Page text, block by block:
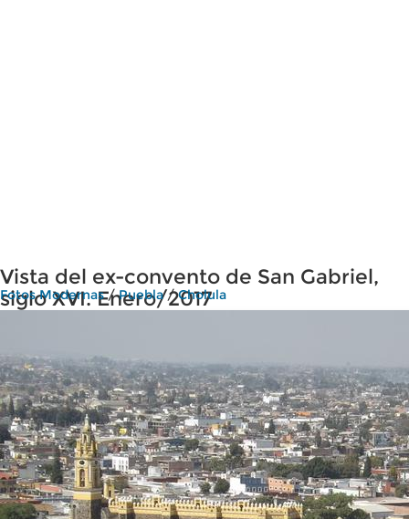
Vista del ex-convento de San Gabriel,
siglo XVI. Enero/2017
Fotos Modernas/Puebla/Cholula